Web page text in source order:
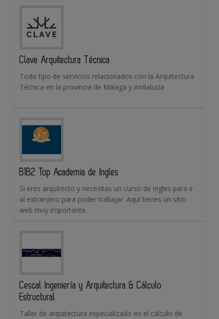
Clave Arquitectura Técnica
Todo tipo de servicios relacionados con la Arquitectura
Técnica en la provincia de Málaga y Andalucía
B1B2 Top Academia de Ingles
Si eres arquitecto y necesitas un curso de ingles para ir
al extranjero para poder trabajar. Aquí tienes un sitio
web muy importante.
Cescal Ingeniería y Arquitectura & Cálculo
Estructural
Taller de arquitectura especializado en el cálculo de